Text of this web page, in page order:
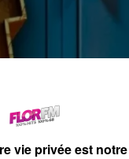
vie privée est